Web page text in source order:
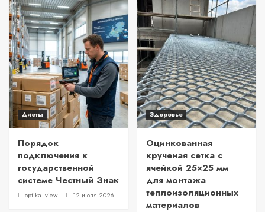
Диеты
Порядок
подключения к
государственной
системе Честный Знак
optika_view_ 12 июля 2026
Здоровье
Оцинкованная
крученая сетка с
ячейкой 25×25 мм
для монтажа
теплоизоляционных
материалов